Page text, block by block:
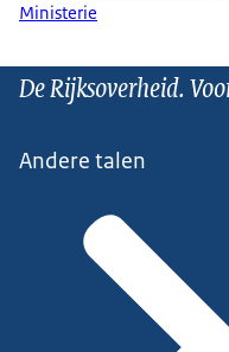
Ministerie
De Rijksoverheid.
Andere talen